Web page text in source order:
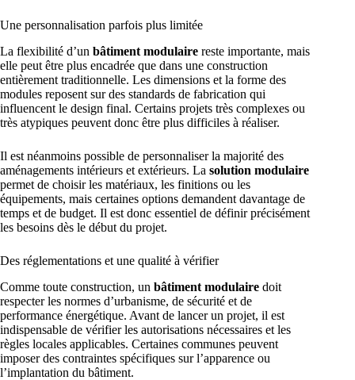
Une personnalisation parfois plus limitée
La flexibilité d’un bâtiment modulaire reste importante, mais
elle peut être plus encadrée que dans une construction
entièrement traditionnelle. Les dimensions et la forme des
modules reposent sur des standards de fabrication qui
influencent le design final. Certains projets très complexes ou
très atypiques peuvent donc être plus difficiles à réaliser.
Il est néanmoins possible de personnaliser la majorité des
aménagements intérieurs et extérieurs. La solution modulaire
permet de choisir les matériaux, les finitions ou les
équipements, mais certaines options demandent davantage de
temps et de budget. Il est donc essentiel de définir précisément
les besoins dès le début du projet.
Des réglementations et une qualité à vérifier
Comme toute construction, un bâtiment modulaire doit
respecter les normes d’urbanisme, de sécurité et de
performance énergétique. Avant de lancer un projet, il est
indispensable de vérifier les autorisations nécessaires et les
règles locales applicables. Certaines communes peuvent
imposer des contraintes spécifiques sur l’apparence ou
l’implantation du bâtiment.